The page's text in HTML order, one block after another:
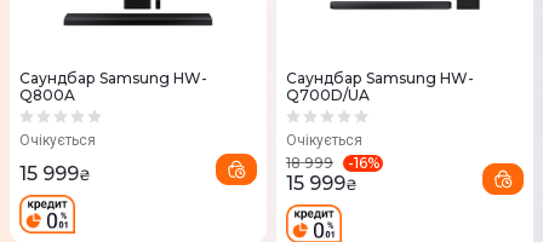
Саундбар Samsung HW-
Q800A
Очікується
15 999₴
Саундбар Samsung HW-
Q700D/UA
Очікується
18 999 -16%
15 999₴